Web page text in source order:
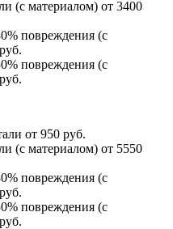
(с материалом) от 3400
повреждения (с
повреждения (с
от 950 руб.
(с материалом) от 5550
повреждения (с
повреждения (с